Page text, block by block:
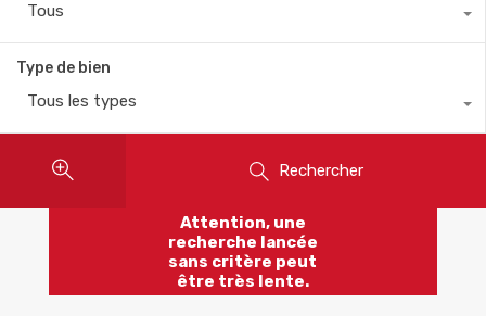
Tous
Type de bien
Tous les types
Rechercher
Attention, une
recherche lancée
sans critère peut
être très lente.